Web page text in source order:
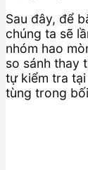
Sau đây, để
chúng ta sẽ
nhóm hao
so sánh thay
tự kiểm tra
tùng trong